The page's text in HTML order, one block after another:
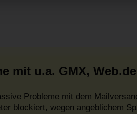
mit u.a. GMX,
Probleme mit dem
blockiert, wegen angeblichem